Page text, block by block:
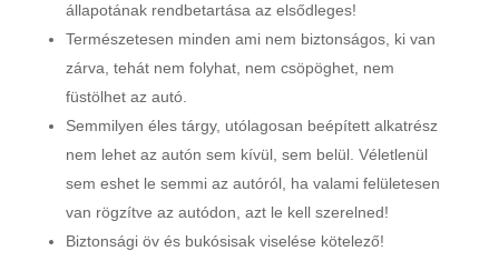
állapotának rendbetartása az elsődleges!
Természetesen minden ami nem biztonságos, ki van
zárva, tehát nem folyhat, nem csöpöghet, nem
füstölhet az autó.
Semmilyen éles tárgy, utólagosan beépített alkatrész
nem lehet az autón sem kívül, sem belül. Véletlenül
sem eshet le semmi az autóról, ha valami felületesen
van rögzítve az autódon, azt le kell szerelned!
Biztonsági öv és bukósisak viselése kötelező!